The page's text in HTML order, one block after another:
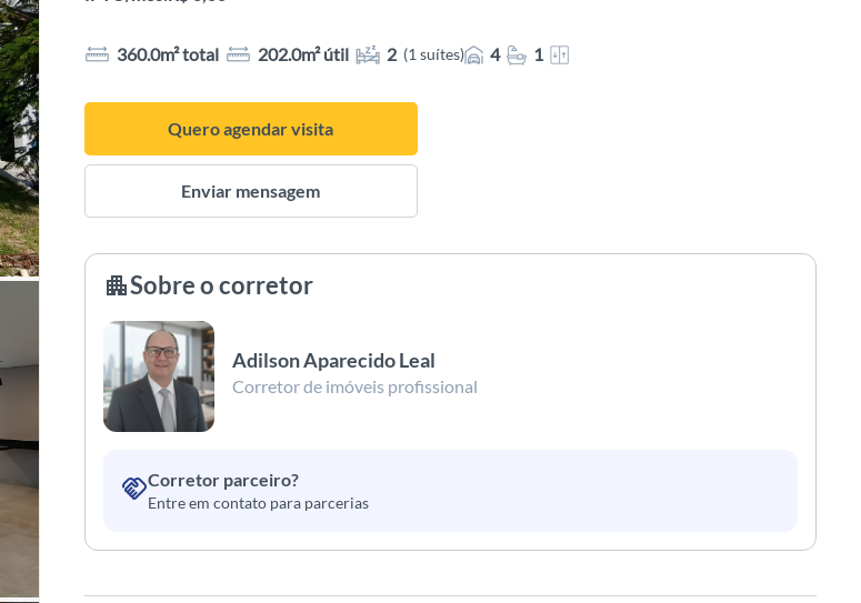
360.0m² total 202.0m² útil 2 (1 suítes) 4 1
Quero agendar visita
Enviar mensagem
apartmentSobre o corretor
Adilson Aparecido Leal
Corretor de imóveis profissional
handshakeCorretor parceiro?
Entre em contato para parcerias